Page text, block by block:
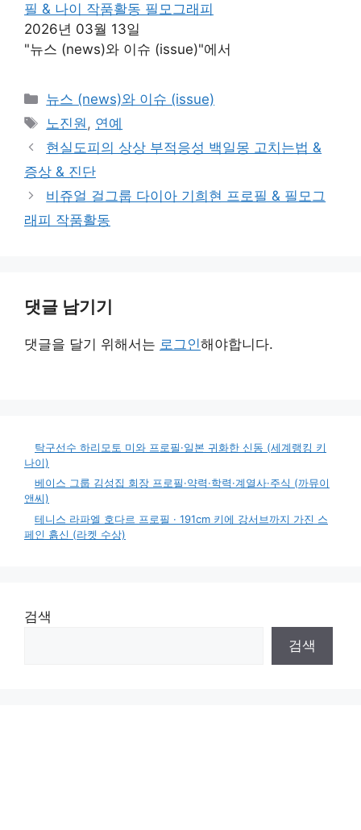
필 & 나이 작품활동 필모그래피
2026년 03월 13일
"뉴스 (news)와 이슈 (issue)"에서
카
테
리
뉴스 (news)와 이슈 (issue)
태
그
노진원, 연예
현실도피의 상상 부적응성 백일몽 고치는법 &
증상 & 진단
비쥬얼 걸그룹 다이아 기희현 프로필 & 필모그
래피 작품활동
댓글 남기기
댓글을 달기 위해서는 로그인해야합니다.
탁구선수 하리모토 미와 프로필·일본 귀화한 신동 (세계랭킹 키
나이)
베이스 그룹 김성집 회장 프로필·약력·학력·계열사·주식 (까뮤이
앤씨)
테니스 라파엘 호다르 프로필 · 191cm 키에 강서브까지 가진 스
페인 흙신 (라켓 수상)
검색
검색